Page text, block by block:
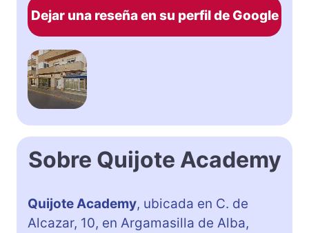
Dejar una reseña en su perfil de Google
Sobre Quijote Academy
Quijote Academy, ubicada en C. de
Alcazar, 10, en Argamasilla de Alba,